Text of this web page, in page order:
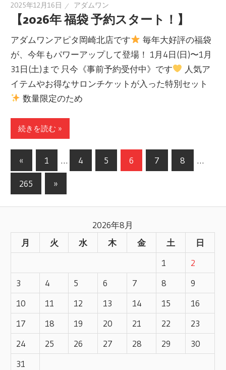
2025年12月16日 アダムワン
【2026年 福袋 予約スタート！】
アダムワンアピタ岡崎北店です
毎年大好評の福袋
が、今年もパワーアップして登場！ 1月4日(日)〜1月
31日(土)まで 只今《事前予約受付中》です
人気ア
イテムやお得なサロンチケットが入った特別セット
数量限定のため
続きを読む »
投
稿
ビ
ー
シ
ョ
ン
«
の
記
事
1 … 4 5 6 7 8 …
265
次
の
»
2026年8月
月
火 水 木 金 土 日
1
2
3
4 5 6 7 8
9
10
11 12 13 14 15
16
17
18 19 20 21 22
23
24
25 26 27 28 29
30
31